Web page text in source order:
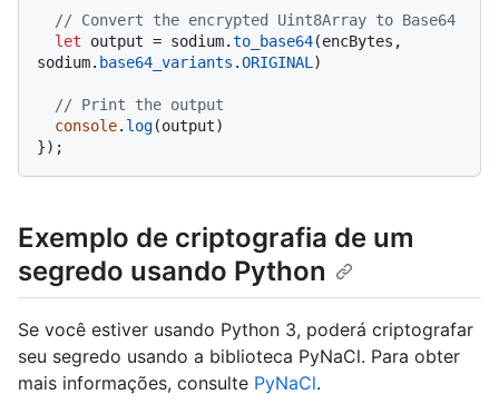
// Convert the encrypted Uint8Array to Base64
let output = sodium.to_base64(encBytes,
sodium. base64_variants .ORIGINAL)
// Print the output
console. log(output)
Exemplo de criptografia de um
segredo usando Python
Se você estiver usando Python 3, poderá criptografar
seu segredo usando a biblioteca PyNaCl. Para obter
mais informações, consulte PyNaCl.